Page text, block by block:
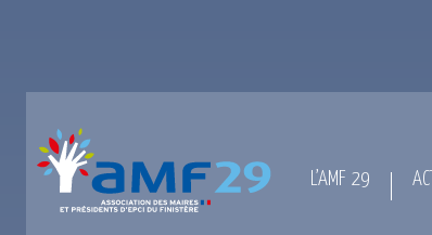
L’AMF 29